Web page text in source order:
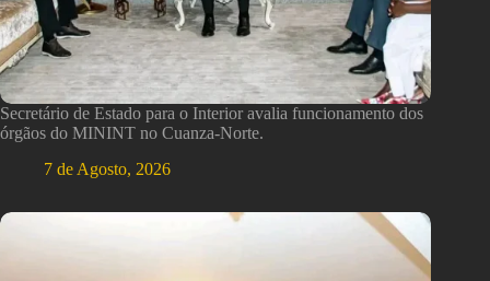
Secretário de Estado para o Interior avalia funcionamento dos
órgãos do MININT no Cuanza-Norte.
7 de Agosto, 2026